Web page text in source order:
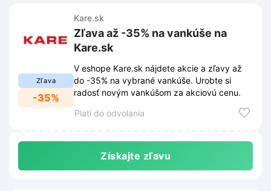
Zľava
-35%
Kare.sk
Zľava až -35% na vankúše na
Kare.sk
V eshope Kare.sk nájdete akcie a zľavy až
do -35% na vybrané vankúše. Urobte si
radosť novým vankúšom za akciovú cenu.
Platí do odvolania
Získajte zľavu